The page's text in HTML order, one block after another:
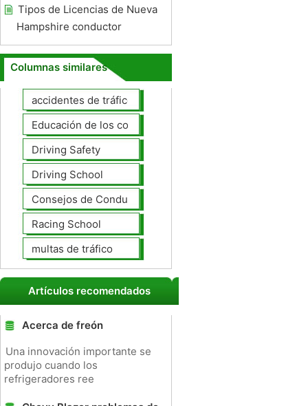
Tipos de Licencias de Nueva
Hampshire conductor
Columnas similares
accidentes de tráfico
Educación de los conductores
Driving Safety
Driving School
Consejos de Conducción
Racing School
multas de tráfico
Artículos recomendados
Acerca de freón
Una innovación importante se
produjo cuando los
refrigeradores ree